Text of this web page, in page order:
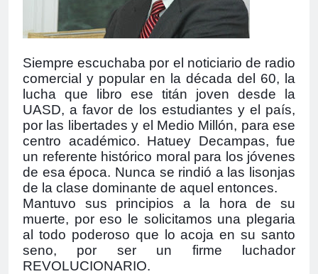
Siempre escuchaba por el noticiario de radio
comercial y popular en la década del 60, la
lucha que libro ese titán joven desde la
UASD, a favor de los estudiantes y el país,
por las libertades y el Medio Millón, para ese
centro académico. Hatuey Decampas, fue
un referente histórico moral para los jóvenes
de esa época. Nunca se rindió a las lisonjas
de la clase dominante de aquel entonces.
Mantuvo sus principios a la hora de su
muerte, por eso le solicitamos una plegaria
al todo poderoso que lo acoja en su santo
seno, por ser un firme luchador
REVOLUCIONARIO.